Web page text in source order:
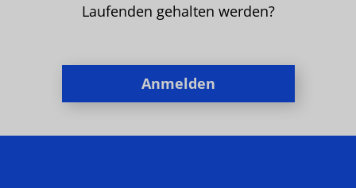
Laufenden gehalten werden?
Anmelden